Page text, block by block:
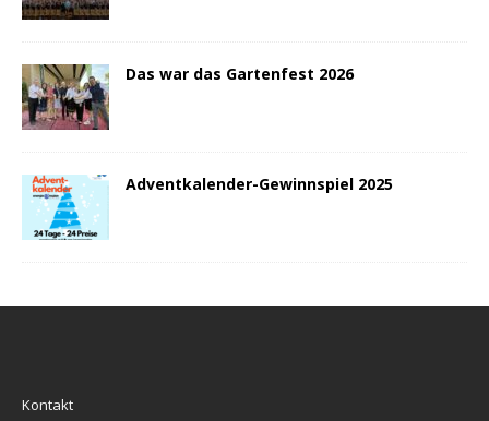
Das war das Gartenfest 2026
Adventkalender-Gewinnspiel 2025
Kontakt